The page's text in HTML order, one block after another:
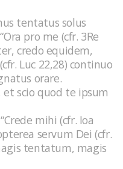
tentatus solus
pro me (cfr. 3Re
credo equidem,
Luc 22,28) continuo
orare.
scio quod te ipsum
mihi (cfr. Ioa
servum Dei (cfr.
tentatum, magis